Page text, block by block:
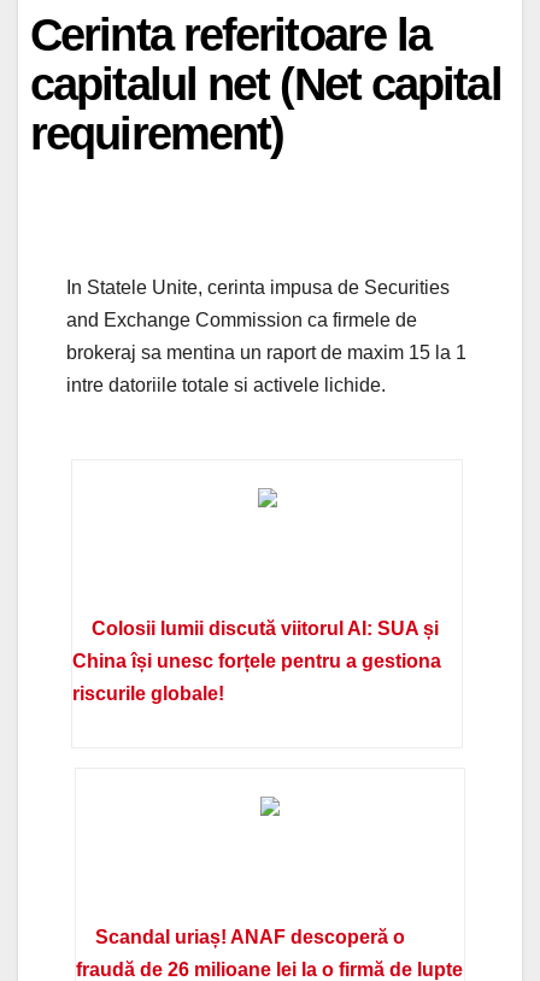
Cerinta referitoare la
capitalul net (Net capital
requirement)
In Statele Unite, cerinta impusa de Securities
and Exchange Commission ca firmele de
brokeraj sa mentina un raport de maxim 15 la 1
intre datoriile totale si activele lichide.
Colosii lumii discută viitorul AI: SUA și
China își unesc forțele pentru a gestiona
riscurile globale!
Scandal uriaș! ANAF descoperă o
fraudă de 26 milioane lei la o firmă de lupte